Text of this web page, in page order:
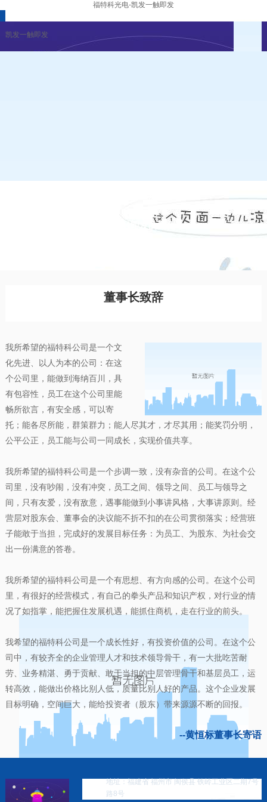
福特科光电-凯发一触即发
凯发一触即发
凯发一触即发的文化
凯发一触即发
董事长致辞
我所希望的福特科公司是一个文
化先进、以人为本的公司：在这
个公司里，能做到海纳百川，具
有包容性，员工在这个公司里能
畅所欲言，有安全感，可以寄
托；能各尽所能，群策群力；能人尽其才，才尽其用；能奖罚分明，
公平公正，员工能与公司一同成长，实现价值共享。
我所希望的福特科公司是一个步调一致，没有杂音的公司。在这个公
司里，没有吵闹，没有冲突，员工之间、领导之间、员工与领导之
间，只有友爱，没有敌意，遇事能做到小事讲风格，大事讲原则。经
营层对股东会、董事会的决议能不折不扣的在公司贯彻落实；经营班
子能敢于当担，完成好的发展目标任务：为员工、为股东、为社会交
出一份满意的答卷。
我所希望的福特科公司是一个有思想、有方向感的公司。在这个公司
里，有很好的经营模式，有自己的拳头产品和知识产权，对行业的情
况了如指掌，能把握住发展机遇，能抓住商机，走在行业的前头。
我希望的福特科公司是一个成长性好，有投资价值的公司。在这个公
司中，有较齐全的企业管理人才和技术领导骨干，有一大批吃苦耐
劳、业务精湛、勇于贡献、敢于当担的中层管理骨干和基层员工，运
转高效，能做出价格比别人低，质量比别人好的产品。这个企业发展
目标明确，空间巨大，能给投资者（股东）带来源源不断的回报。
--黄恒标董事长寄语
地址：福建省 福州市 闽侯县 铁岭工业区二期7号
路8号